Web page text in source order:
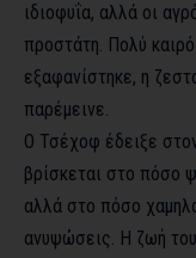
ιδιοφυΐα, αλλά οι
προστάτη. Πολύ
εξαφανίστηκε, η
παρέμεινε.
Ο Τσέχοφ έδειξε
βρίσκεται στο πόσο
αλλά στο πόσο
ανυψώσεις. Η ζωή του